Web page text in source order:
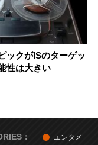
ックがISのターゲッ
性は大きい
： エンタメ